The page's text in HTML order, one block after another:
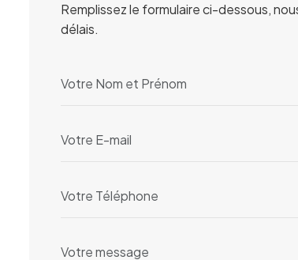
Remplissez le formulaire ci-dessous,
délais.